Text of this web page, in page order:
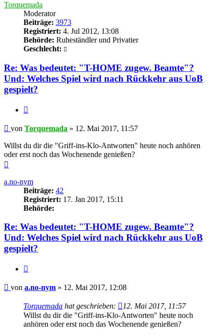
Torquemada
Moderator
Beiträge: 3973
Registriert: 4. Jul 2012, 13:08
Behörde: Ruheständler und Privatier
Geschlecht:
Re: Was bedeutet: "T-HOME zugew. Beamte"?
Und: Welches Spiel wird nach Rückkehr aus UoB
gespielt?
Beitrag
von Torquemada » 12. Mai 2017, 11:57
Willst du dir die "Griff-ins-Klo-Antworten" heute noch anhören
oder erst noch das Wochenende genießen?
a.no-nym
Beiträge: 42
Registriert: 17. Jan 2017, 15:11
Behörde:
Re: Was bedeutet: "T-HOME zugew. Beamte"?
Und: Welches Spiel wird nach Rückkehr aus UoB
gespielt?
Beitrag
von a.no-nym » 12. Mai 2017, 12:08
Torquemada hat geschrieben:
12. Mai 2017, 11:57
Willst du dir die "Griff-ins-Klo-Antworten" heute noch
anhören oder erst noch das Wochenende genießen?